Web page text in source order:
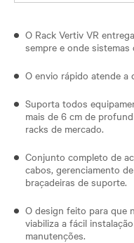
O Rack Vertiv VR
sempre e onde
O envio rápido atende a
Suporta todos
mais de 6 cm de
racks de mercado.
Conjunto completo de
cabos, gerenciamento
braçadeiras de suporte.
O design feito para que
viabiliza a fácil
manutenções.